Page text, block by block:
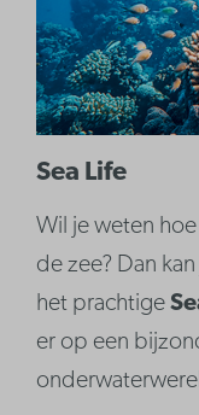
Sea Life
Wil je weten
de zee? Dan
het prachtige
er op een